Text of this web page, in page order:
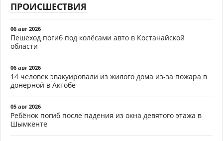
ПРОИСШЕСТВИЯ
06 авг 2026
Пешеход погиб под колёсами авто в Костанайской
области
06 авг 2026
14 человек эвакуировали из жилого дома из-за пожара в
донерной в Актобе
05 авг 2026
Ребёнок погиб после падения из окна девятого этажа в
Шымкенте